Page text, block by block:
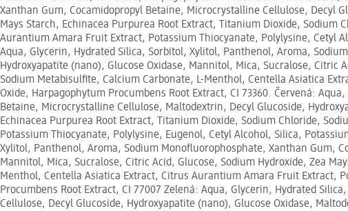
Xanthan Gum, Cocamidopropyl Betaine, Microcrystalline Cellulose, Decyl
Mays Starch, Echinacea Purpurea Root Extract, Titanium Dioxide,
Aurantium Amara Fruit Extract, Potassium Thiocyanate, Polylysine, Cetyl
Aqua, Glycerin, Hydrated Silica, Sorbitol, Xylitol, Panthenol, Aroma,
Hydroxyapatite (nano), Glucose Oxidase, Mannitol, Mica, Sucralose, Citric
Sodium Metabisulfite, Calcium Carbonate, L-Menthol, Centella Asiatica
Oxide, Harpagophytum Procumbens Root Extract, CI 73360. Červená:
Betaine, Microcrystalline Cellulose, Maltodextrin, Decyl Glucoside,
Echinacea Purpurea Root Extract, Titanium Dioxide, Sodium Chloride,
Potassium Thiocyanate, Polylysine, Eugenol, Cetyl Alcohol, Silica,
Xylitol, Panthenol, Aroma, Sodium Monofluorophosphate, Xanthan Gum,
Mannitol, Mica, Sucralose, Citric Acid, Glucose, Sodium Hydroxide, Zea
Menthol, Centella Asiatica Extract, Citrus Aurantium Amara Fruit Extract,
Procumbens Root Extract, CI 77007 Zelená: Aqua, Glycerin, Hydrated
Cellulose, Decyl Glucoside, Hydroxyapatite (nano), Glucose Oxidase,